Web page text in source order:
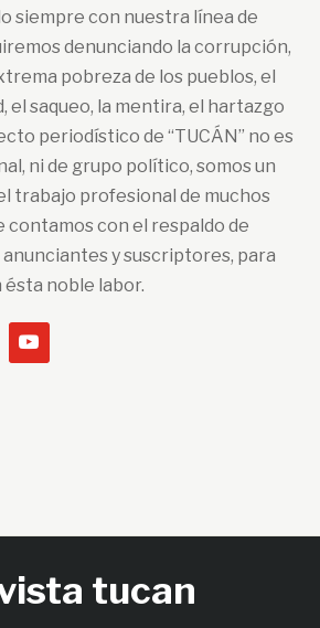
siempre con nuestra línea de
denunciando la corrupción,
pobreza de los pueblos, el
el saqueo, la mentira, el hartazgo
periodístico de “TUCÁN” no es
ni de grupo político, somos un
trabajo profesional de muchos
contamos con el respaldo de
y suscriptores, para
noble labor.
tucan